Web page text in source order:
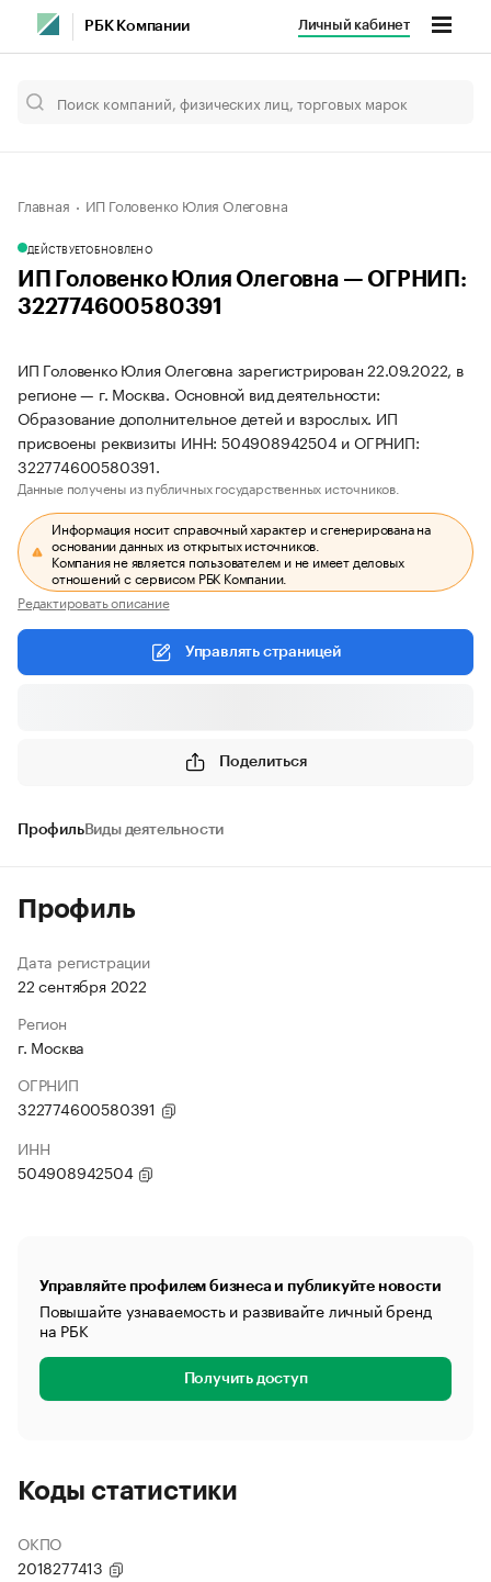
РБК Компании Личный кабинет
Главная ИП Головенко Юлия Олеговна
ДЕЙСТВУЕТОБНОВЛЕНО
ИП Головенко Юлия Олеговна — ОГРНИП:
322774600580391
ИП Головенко Юлия Олеговна зарегистрирован 22.09.2022, в
регионе — г. Москва. Основной вид деятельности:
Образование дополнительное детей и взрослых. ИП
присвоены реквизиты ИНН: 504908942504 и ОГРНИП:
322774600580391.
Данные получены из публичных государственных источников.
Информация носит справочный характер и сгенерирована на
основании данных из открытых источников.
Компания не является пользователем и не имеет деловых
отношений с сервисом РБК Компании.
Редактировать описание
Управлять страницей
Поделиться
ПрофильВиды деятельности
Профиль
Дата регистрации
22 сентября 2022
Регион
г. Москва
ОГРНИП
322774600580391
ИНН
504908942504
Управляйте профилем бизнеса и публикуйте новости
Повышайте узнаваемость и развивайте личный бренд
на РБК
Получить доступ
Коды статистики
ОКПО
2018277413